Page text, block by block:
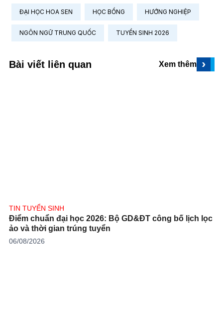
ĐẠI HỌC HOA SEN HỌC BỔNG HƯỚNG NGHIỆP
NGÔN NGỮ TRUNG QUỐC TUYỂN SINH 2026
Bài viết liên quan Xem thêm ›
TIN TUYỂN SINH
Điểm chuẩn đại học 2026: Bộ GD&ĐT công bố lịch lọc
ảo và thời gian trúng tuyển
06/08/2026